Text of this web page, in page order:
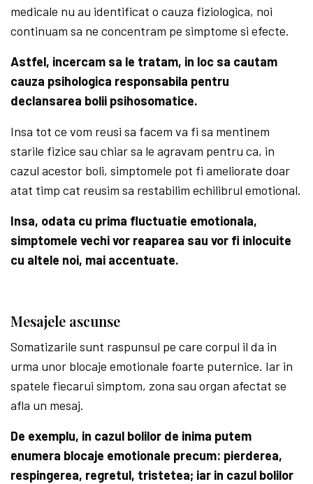
medicale nu au identificat o cauza fiziologica, noi
continuam sa ne concentram pe simptome si efecte.
Astfel, incercam sa le tratam, in loc sa cautam
cauza psihologica responsabila pentru
declansarea bolii psihosomatice.
Insa tot ce vom reusi sa facem va fi sa mentinem
starile fizice sau chiar sa le agravam pentru ca, in
cazul acestor boli, simptomele pot fi ameliorate doar
atat timp cat reusim sa restabilim echilibrul emotional.
Insa, odata cu prima fluctuatie emotionala,
simptomele vechi vor reaparea sau vor fi inlocuite
cu altele noi, mai accentuate.
Mesajele ascunse
Somatizarile sunt raspunsul pe care corpul il da in
urma unor blocaje emotionale foarte puternice. Iar in
spatele fiecarui simptom, zona sau organ afectat se
afla un mesaj.
De exemplu, in cazul bolilor de inima putem
enumera blocaje emotionale precum: pierderea,
respingerea, regretul, tristetea; iar in cazul bolilor